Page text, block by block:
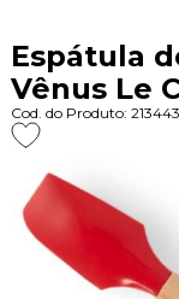
Espátula
Vênus Le
Cod. do Produto: 213443